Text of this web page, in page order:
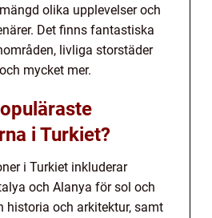
olika upplevelser och
Det finns fantastiska
livliga storstäder
mycket mer.
i Turkiet?
i Turkiet inkluderar
och Alanya för sol och
historia och arkitektur, samt